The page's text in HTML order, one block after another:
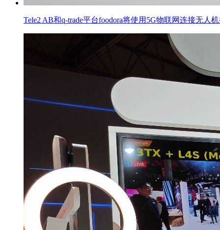
Tele2 AB和q-trade平台foodora将使用5G物联网连接无人